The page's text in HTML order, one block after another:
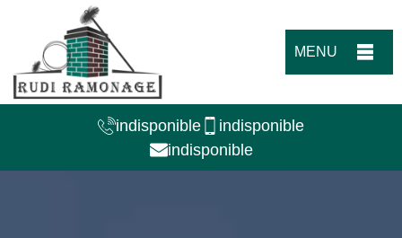
MENU
indisponible
indisponible
indisponible